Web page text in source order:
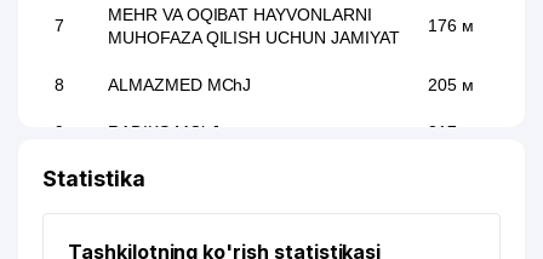
7
MEHR VA OQIBAT HAYVONLARNI
MUHOFAZA QILISH UCHUN JAMIYAT
176 м
8 ALMAZMED MChJ 205 м
9 RADIKS MChJ 217 м
10
TOSHKENT VILOYAT TER VA QON
BURIEV'S ADVOKATES ADVOKATLIK
Statistika
Tashkilotning ko'rish statistikasi